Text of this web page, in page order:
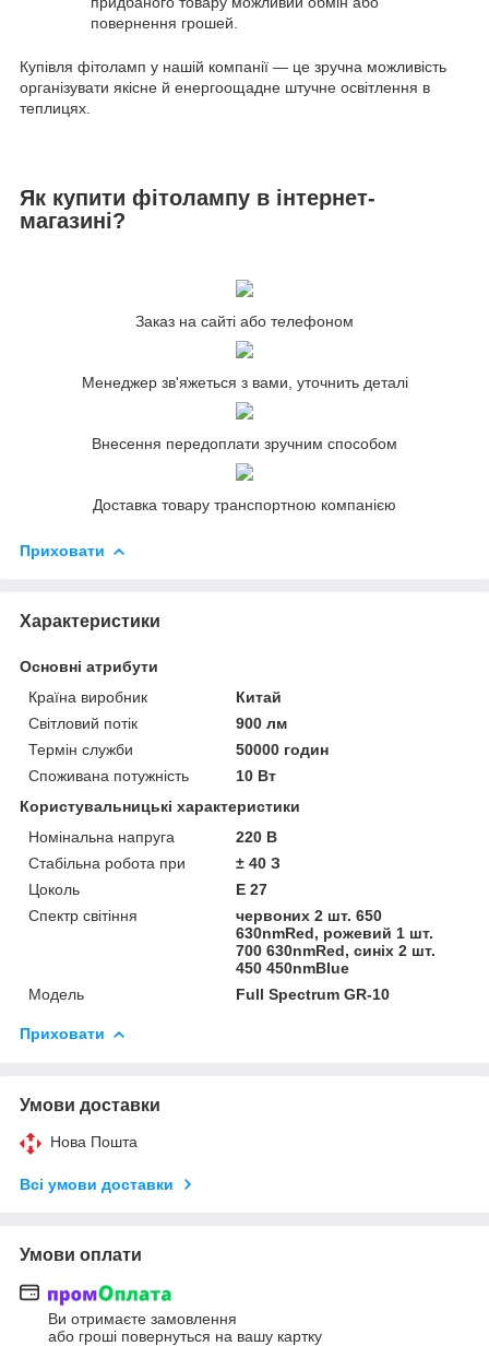
повернення грошей.
Купівля фітоламп у нашій компанії — це зручна можливість
організувати якісне й енергоощадне штучне освітлення в
теплицях.
Як купити фітолампу в інтернет-
магазині?
Заказ на сайті або телефоном
Менеджер зв'яжеться з вами, уточнить деталі
Внесення передоплати зручним способом
Доставка товару транспортною компанією
Приховати
Характеристики
Основні атрибути
Країна виробник
Китай
Світловий потік
900 лм
Термін служби
50000 годин
Споживана потужність
10 Вт
Користувальницькі характеристики
Номінальна напруга
220 В
Стабільна робота при
± 40 З
Цоколь
Е 27
Спектр світіння
червоних 2 шт. 650
630nmRed, рожевий 1 шт.
700 630nmRed, синіх 2 шт.
450 450nmBlue
Модель
Full Spectrum GR-10
Приховати
Умови доставки
Нова Пошта
Всі умови доставки
Умови оплати
Ви отримаєте замовлення
або гроші повернуться на вашу картку